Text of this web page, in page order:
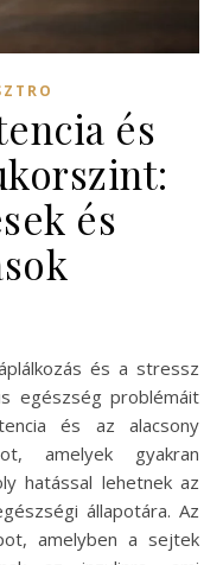
és
és
egészség problémáit
és az alacsony
amelyek gyakran
hatással lehetnek az
állapotára. Az
amelyben a sejtek